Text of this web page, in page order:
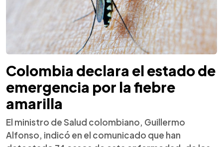
Colombia declara el estado de
emergencia por la fiebre
amarilla
El ministro de Salud colombiano, Guillermo
Alfonso, indicó en el comunicado que han